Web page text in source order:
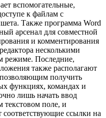
вспомогательные,
к файлам с
Также программа Word
арсенал для совместной
и комментирования
несколькими
режиме. Последние,
также располагают
получить
функциях, командах и
лишь начать ввод
текстовом поле, и
ссылки на